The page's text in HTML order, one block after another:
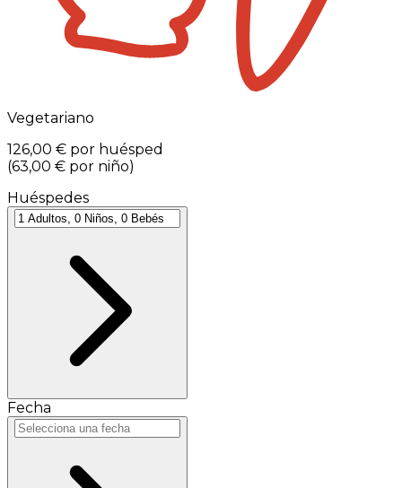
Vegetariano
126,00 € por huésped
(63,00 € por niño)
Huéspedes
Fecha